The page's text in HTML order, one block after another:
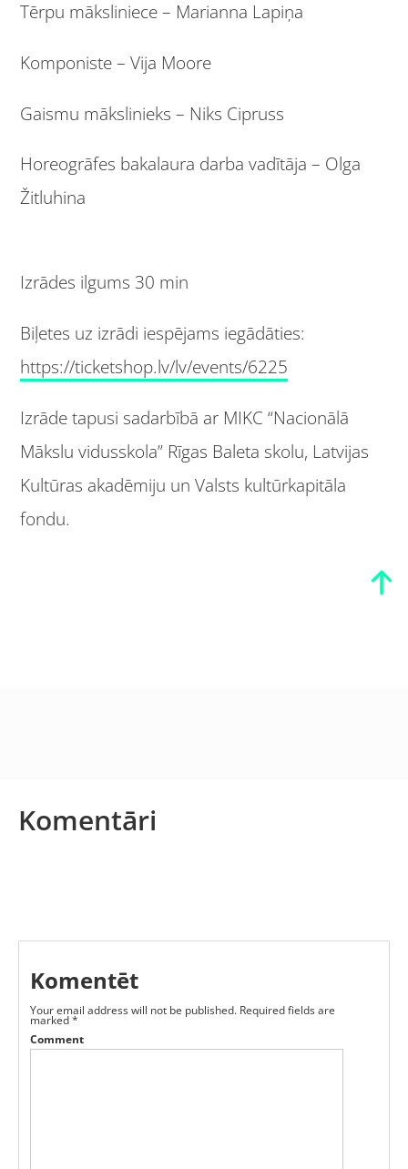
Tērpu māksliniece – Marianna Lapiņa
Komponiste – Vija Moore
Gaismu mākslinieks – Niks Cipruss
Horeogrāfes bakalaura darba vadītāja – Olga
Žitluhina
Izrādes ilgums 30 min
Biļetes uz izrādi iespējams iegādāties:
https://ticketshop.lv/lv/events/6225
Izrāde tapusi sadarbībā ar MIKC “Nacionālā
Mākslu vidusskola” Rīgas Baleta skolu, Latvijas
Kultūras akadēmiju un Valsts kultūrkapitāla
fondu.
Komentāri
Komentēt
Your email address will not be published. Required fields are
marked*
Comment